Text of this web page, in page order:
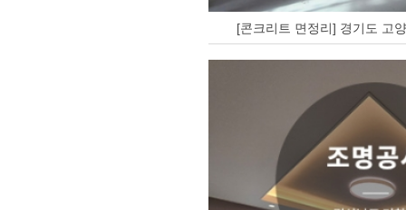
[콘크리트 면정리] 경기도 고